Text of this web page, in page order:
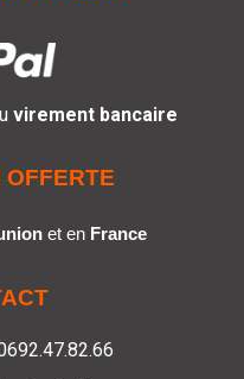
virement bancaire
OFFERTE
et en France